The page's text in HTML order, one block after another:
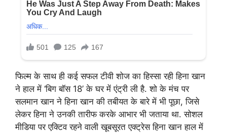
फिल्म के साथ ही कई सफल टीवी शोज का हिस्सा रही हिना खान
ने हाल में ‘बिग बॉस 18’ के घर में एंट्री ली है. शो के मंच पर
सलमान खान ने हिना खान की तबीयत के बारे में भी पूछा, जिसे
लेकर हिना ने उनकी तारीफ करके आभार भी जताया था. सोशल
मीडिया पर एक्टिव रहने वाली खूबसूरत एक्ट्रेस हिना खान हाल में